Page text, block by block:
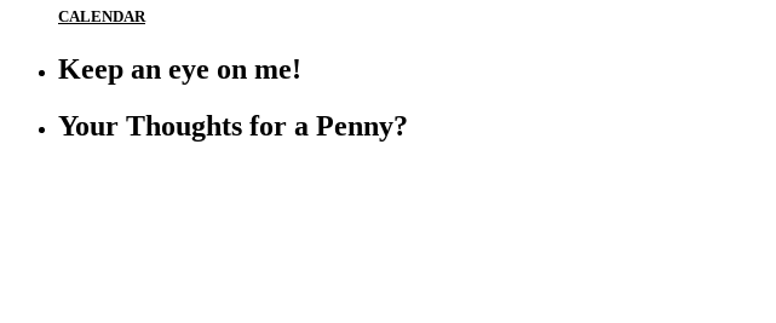
CALENDAR
Keep an eye on me!
Your Thoughts for a Penny?